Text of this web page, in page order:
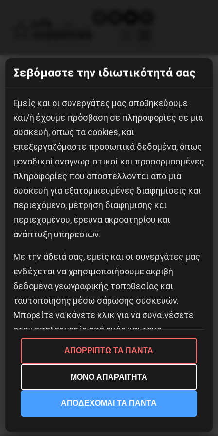
123-2
18 Μαΐου, 2021
Κοινοποίησε το:
Προηγούμενο:
To Tαξίδι των Ζαπατίστας στην
Ευρώπη
Δημοφιλή Άρθρα
Σεβόμαστε την ιδιωτικότητά σας
Εμείς και οι συνεργάτες μας αποθηκεύουμε
και/ή έχουμε πρόσβαση σε πληροφορίες σε μια
συσκευή, όπως τα cookies, και
επεξεργαζόμαστε προσωπικά δεδομένα, όπως
μοναδικοί αναγνωριστικοί και προσαρμοσμένες
πληροφορίες που αποστέλλονται από μια
συσκευή για εξατομικευμένες διαφημίσεις και
περιεχόμενο, μέτρηση διαφήμισης και
περιεχομένου, έρευνα ακροατηρίου και
ανάπτυξη υπηρεσιών.
Με την άδειά σας, εμείς και οι συνεργάτες μας
ενδέχεται να χρησιμοποιήσουμε ακριβή
δεδομένα γεωγραφικής τοποθεσίας και
ταυτοποίησης μέσω σάρωσης συσκευών.
Μπορείτε να κάνετε κλικ για να συναινέσετε
στην επεξεργασία από εμάς και τους
κλικ για να αρνηθείτε να συναινέσετε ή να
αποκτήσετε πρόσβαση σε πιο λεπτομερείς
πληροφορίες και να αλλάξετε τις προτιμήσεις
σας πριν συναινέσετε.
ΑΠΟΡΡΙΠΤΩ ΤΑ ΠΑΝΤΑ
ΜΟΝΟ ΑΠΑΡΑΙΤΗΤΑ
ΑΠΟΔΕΧΟΜΑΙ ΤΑ ΠΑΝΤΑ